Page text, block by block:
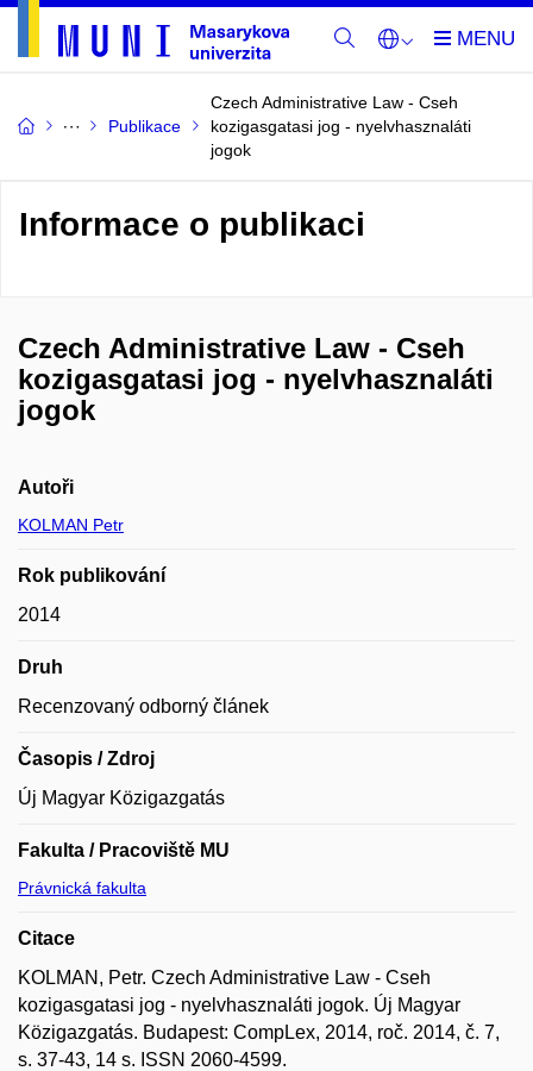
Publikace
Czech Administrative Law - Cseh
kozigasgatasi jog - nyelvhasznaláti
jogok
Informace o publikaci
Czech Administrative Law - Cseh
kozigasgatasi jog - nyelvhasznaláti
jogok
Autoři
KOLMAN Petr
Rok publikování
2014
Druh
Recenzovaný odborný článek
Časopis / Zdroj
Új Magyar Közigazgatás
Fakulta / Pracoviště MU
Právnická fakulta
Citace
KOLMAN, Petr. Czech Administrative Law - Cseh
kozigasgatasi jog - nyelvhasznaláti jogok. Új Magyar
Közigazgatás. Budapest: CompLex, 2014, roč. 2014, č. 7,
s. 37-43, 14 s. ISSN 2060-4599.